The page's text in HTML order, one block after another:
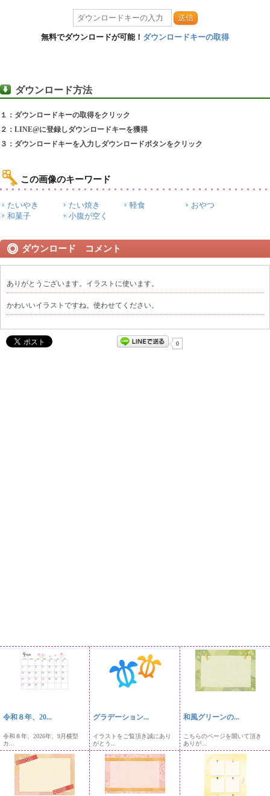
送信
無料でダウンロードが可能！ ダウンロードキーの取得
ダウンロード方法
１：ダウンロードキーの取得をクリック
２：LINE@に登録しダウンロードキーを獲得
３：ダウンロードキーを入力しダウンロードボタンをクリック
この画像のキーワード
たいやき たい焼き 軽食
おやつ
和菓子
小腹が空く
ダウンロード コメント
ありがとうございます。イラストに使います。
かわいいイラストですね。使わせてください。
0
令和８年、20...
令和８年、2026年、9月横型
カ...
グラデーション...
イラストをご覧頂き誠にあり
がとう...
和風グリーンの...
こちらのページを開いて頂き
ありが...